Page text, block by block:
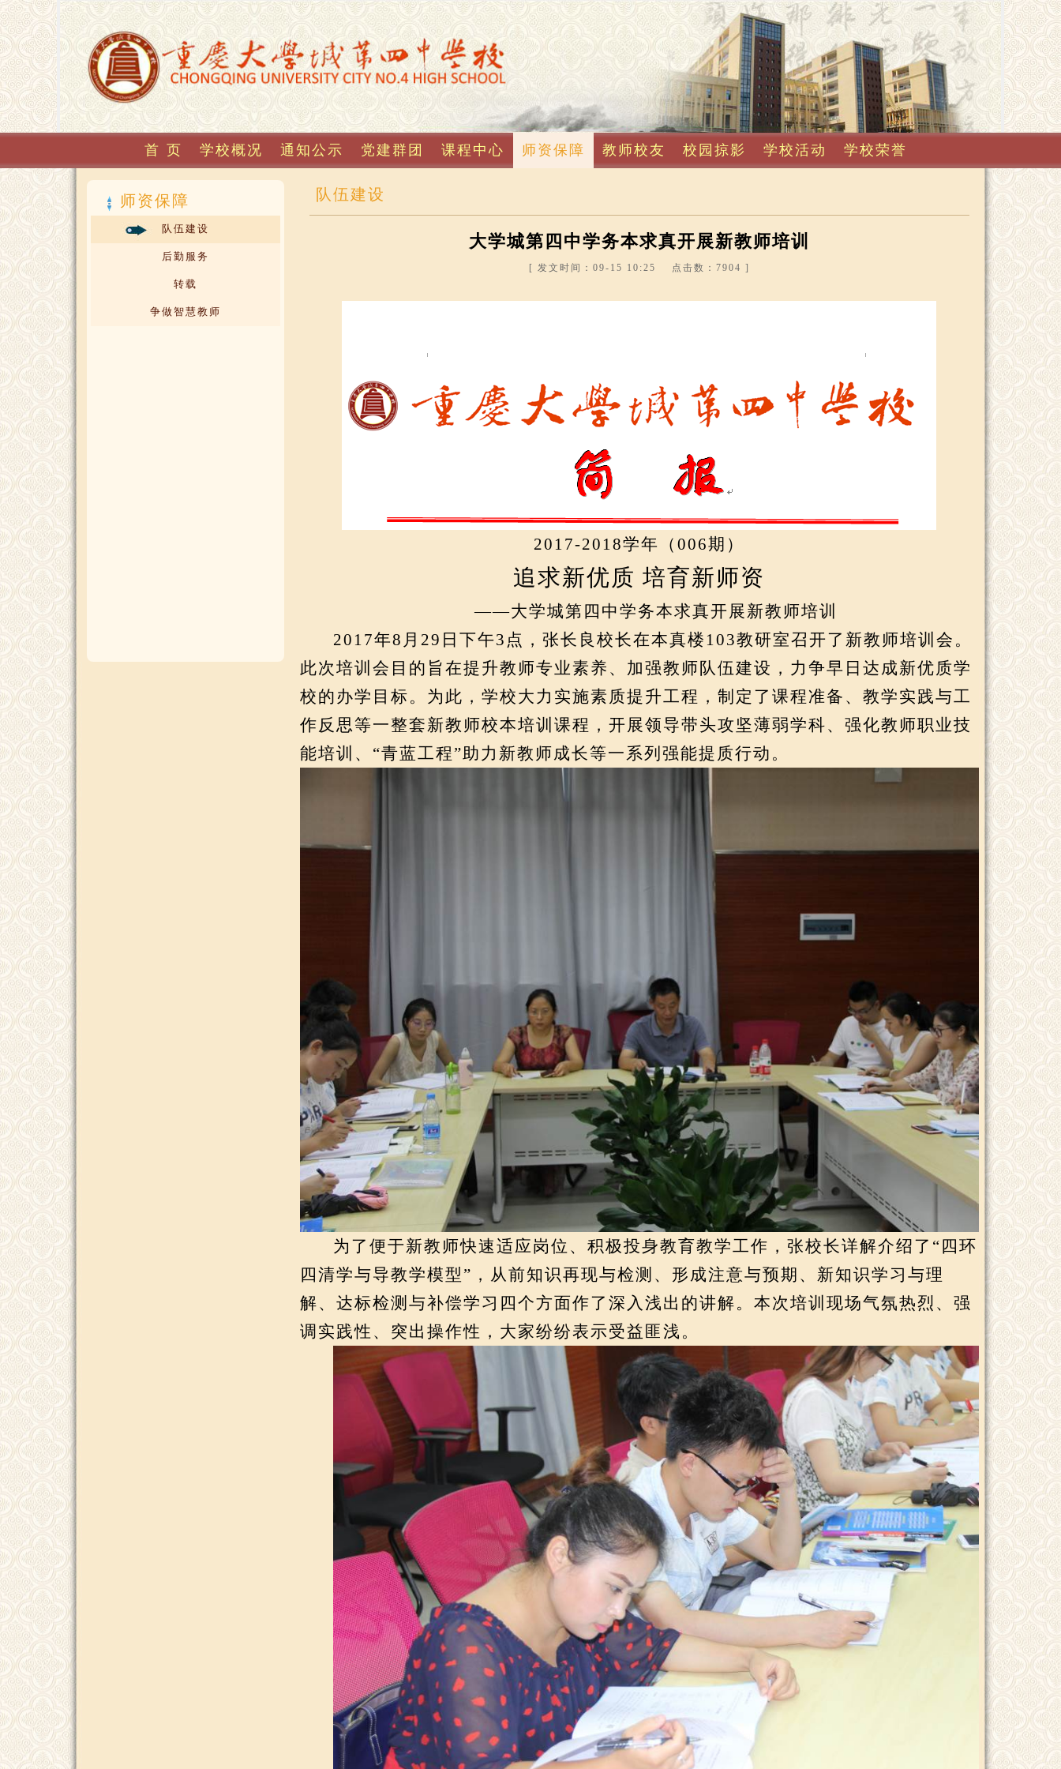
首 页 学校概况 通知公示 党建群团 课程中心 师资保障 教师校友 校园掠影 学校活动 学校荣誉
师资保障
队伍建设
后勤服务
转载
争做智慧教师
队伍建设
大学城第四中学务本求真开展新教师培训
[ 发文时间：09-15 10:25 点击数：7904 ]
2017-2018学年（ 006期）
追求新优质 培育新师资
——大学城第四中学务本求真开展新教师培训
2017年8 月 29 日下午3 点，张长良校长在本真楼 103教研室召开了新教师培训会。
此次培训会目的旨在提升教师专业素养、加强教师队伍建设，力争早日达成新优质学
校的办学目标。为此，学校大力实施素质提升工程，制定了课程准备、教学实践与工
作反思等一整套新教师校本培训课程，开展领导带头攻坚薄弱学科、强化教师职业技
能培训、“青蓝工程”助力新教师成长等一系列强能提质行动。
为了便于新教师快速适应岗位、积极投身教育教学工作，张校长详解介绍了“四环
四清学与导教学模型”，从前知识再现与检测、形成注意与预期、新知识学习与理
解、达标检测与补偿学习四个方面作了深入浅出的讲解。本次培训现场气氛热烈、强
调实践性、突出操作性，大家纷纷表示受益匪浅。